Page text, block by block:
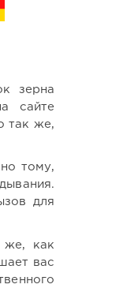
зерна
сайте
так же,
тому,
для
же, как
вас